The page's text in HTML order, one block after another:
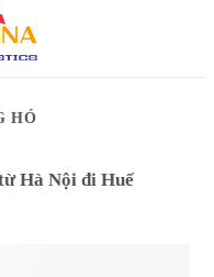
HÓ
Hà Nội đi Huế